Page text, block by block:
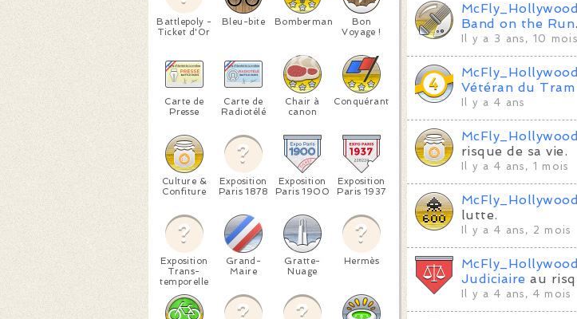
Battlepoly -
Ticket d'Or
Bleu-bite Bomberman
Bon
Voyage !
Carte de
Presse
Carte de
Radiotélé
Chair à
canon
Conquérant
Culture &
Confiture
Exposition
Paris 1878
Exposition
Paris 1900
Exposition
Paris 1937
Exposition
Trans-
temporelle
Grand-
Maire
Gratte-
Nuage
Hermès
McFly_Hollywood
Band on the Run.
Il y a 3 ans, 10 mois
McFly_Hollywood
Vétéran du
Il y a 4 ans
McFly_Hollywood
risque de sa vie.
Il y a 4 ans, 1 mois
McFly_Hollywood
lutte.
Il y a 4 ans, 2 mois
McFly_Hollywood
Judiciaire au
Il y a 4 ans, 4 mois